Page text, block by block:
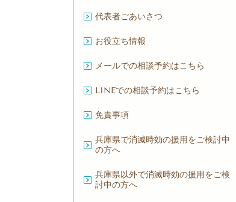
代表者ごあいさつ
お役立ち情報
メールでの相談予約はこちら
LINEでの相談予約はこちら
免責事項
兵庫県で消滅時効の援用をご検討中
の方へ
兵庫県以外で消滅時効の援用をご検
討中の方へ